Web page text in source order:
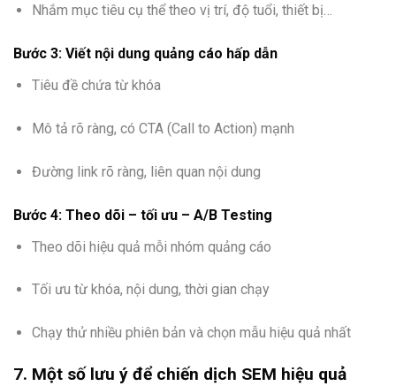
Nhắm mục tiêu cụ thể theo vị trí, độ tuổi, thiết bị…
Bước 3: Viết nội dung quảng cáo hấp dẫn
Tiêu đề chứa từ khóa
Mô tả rõ ràng, có CTA (Call to Action) mạnh
Đường link rõ ràng, liên quan nội dung
Bước 4: Theo dõi – tối ưu – A/B Testing
Theo dõi hiệu quả mỗi nhóm quảng cáo
Tối ưu từ khóa, nội dung, thời gian chạy
Chạy thử nhiều phiên bản và chọn mẫu hiệu quả nhất
7. Một số lưu ý để chiến dịch SEM hiệu quả